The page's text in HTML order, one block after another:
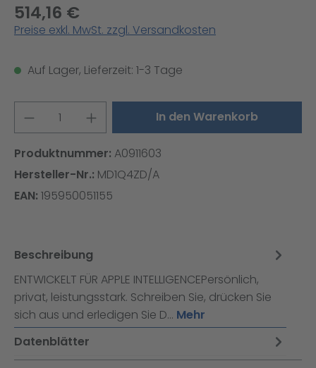
514,16 €
Preise exkl. MwSt. zzgl. Versandkosten
Auf Lager, Lieferzeit: 1-3 Tage
Produkt Anzahl: Gib denIn den Warenkorb
Produktnummer: A0911603
Hersteller-Nr.: MD1Q4ZD/A
EAN: 195950051155
Beschreibung
ENTWICKELT FÜR APPLE INTELLIGENCEPersönlich,
privat, leistungsstark. Schreiben Sie, drücken Sie
sich aus und erledigen Sie D… Mehr
Datenblätter